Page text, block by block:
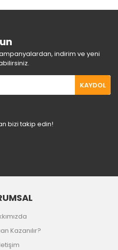
indirim ve yeni
KAYDOL
bizi takip edin!
Kazanılır?